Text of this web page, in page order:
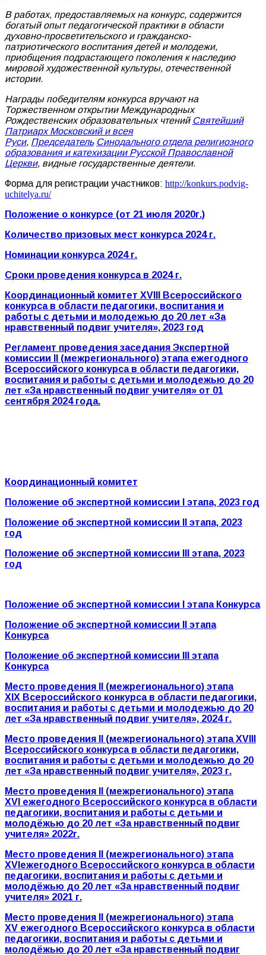
В работах, предоставляемых на конкурс, содержится
богатый опыт педагогической практики в области
духовно-просветительского и гражданско-
патриотического воспитания детей и молодежи,
приобщения подрастающего поколения к наследию
мировой художественной культуры, отечественной
истории.
Награды победителям конкурса вручают на
Торжественном открытии Международных
Рождественских образовательных чтений Святейший
Патриарх Московский и всея
Руси, Председатель Синодального отдела религиозного
образования и катехизации Русской Православной
Церкви, видные государственные деятели.
Форма для регистрации участников: http://konkurs.podvig-
uchitelya.ru/
Положение о конкурсе (от 21 июля 2020г.)
Количество призовых мест конкурса 2024 г.
Номинации конкурса 2024 г.
Сроки проведения конкурса в 2024 г.
Координационный комитет XVIII Всероссийского
конкурса в области педагогики, воспитания и
работы с детьми и молодежью до 20 лет «За
нравственный подвиг учителя», 2023 год
Регламент проведения заседания Экспертной
комиссии
II (межрегионального) этапа ежегодного
Всероссийского конкурса в области педагогики,
воспитания и работы с детьми и молодежью до 20
лет «За нравственный подвиг учителя» от 01
сентября 2024 года.
Координационный комитет
Положение об экспертной комиссии I этапа, 2023 год
Положение об экспертной комиссии II этапа, 2023
год
Положение об экспертной комиссии III этапа, 2023
год
Положение об экспертной комиссии I этапа Конкурса
Положение об экспертной комиссии II этапа
Конкурса
Положение об экспертной комиссии III этапа
Конкурса
Место проведения
(межрегионального) этапа
XIX Всероссийского конкурса в области педагогики,
воспитания и работы с детьми и молодежью до 20
лет «За нравственный подвиг учителя», 2024 г.
Место проведения
(межрегионального) этапаXVIII
Всероссийского конкурса в области педагогики,
воспитания и работы с детьми и молодежью до 20
лет «За нравственный подвиг учителя», 2023 г.
Место проведения
(межрегионального) этапа
XVI ежегодного Всероссийского конкурса в области
педагогики, воспитания и работы с детьми и
молодёжью до 20 лет «За нравственный подвиг
учителя» 2022г.
М есто проведения
(межрегионального) этапа
XVI ежегодного Всероссийского конкурса в области
педагогики, воспитания и работы с детьми и
молодёжью до 20 лет «За нравственный подвиг
учителя» 2021 г.
Место проведения
(межрегионального) этапа
XV ежегодного Всероссийского конкурса в области
педагогики, воспитания и работы с детьми и
молодёжью до 20 лет «За нравственный подвиг